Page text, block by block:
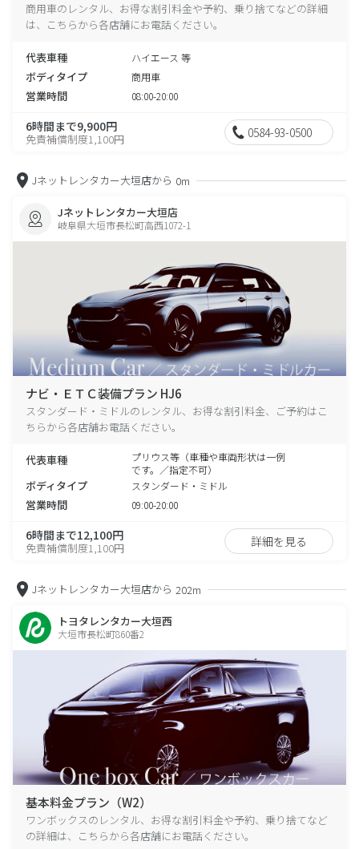
商用車のレンタル、お得な割引料金や予約、乗り捨てなどの詳細
は、こちらから各店舗にお電話ください。
代表車種 ハイエース 等
ボディタイプ 商用車
営業時間 08:00-20:00
6時間まで9,900円
免責補償制度1,100円 0584-93-0500
Jネットレンタカー大垣店から 0m
Jネットレンタカー大垣店
岐阜県大垣市長松町高西1072-1
ナビ・ＥＴＣ装備プラン HJ6
スタンダード・ミドルのレンタル、お得な割引料金、ご予約はこ
ちらから各店舗お電話ください。
代表車種
プリウス等（車種や車両形状は一例
です。／指定不可）
ボディタイプ スタンダード・ミドル
営業時間 09:00-20:00
6時間まで12,100円
免責補償制度1,100円 詳細を見る
Jネットレンタカー大垣店から 202m
トヨタレンタカー大垣西
大垣市長松町860番2
基本料金プラン（W2）
ワンボックスのレンタル、お得な割引料金や予約、乗り捨てなど
の詳細は、こちらから各店舗にお電話ください。